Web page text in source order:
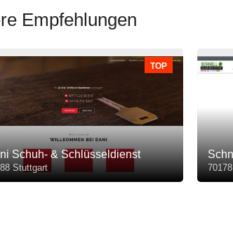
Empfehlungen
TOP
Schuh- & Schlüsseldienst
Stuttgart